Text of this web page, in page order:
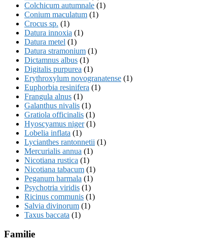
Colchicum autumnale (1)
Conium maculatum (1)
Crocus sp. (1)
Datura innoxia (1)
Datura metel (1)
Datura stramonium (1)
Dictamnus albus (1)
Digitalis purpurea (1)
Erythroxylum novogranatense (1)
Euphorbia resinifera (1)
Frangula alnus (1)
Galanthus nivalis (1)
Gratiola officinalis (1)
Hyoscyamus niger(1)
Lobelia inflata (1)
Lycianthes rantonnetii (1)
Mercurialis annua (1)
Nicotiana rustica (1)
Nicotiana tabacum (1)
Peganum harmala (1)
Psychotria viridis (1)
Ricinus communis (1)
Salvia divinorum (1)
Taxus baccata (1)
Familie